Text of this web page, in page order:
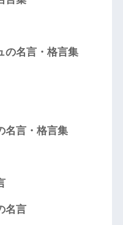
の名言・格言集
名言・格言集
名言